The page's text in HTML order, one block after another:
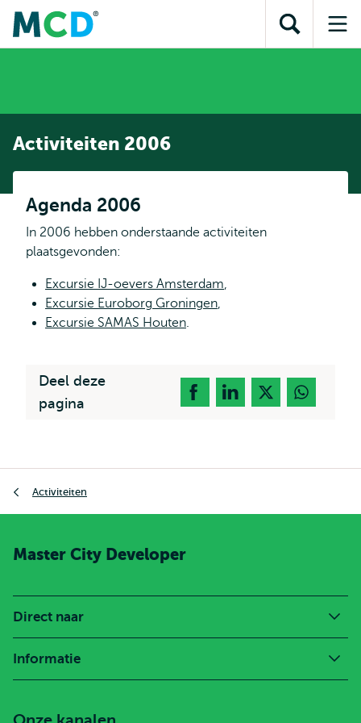
inhoud
Direct naar
subnavigatieToon
zoekveld
Activiteiten 2006
Agenda 2006
In 2006 hebben onderstaande activiteiten
plaatsgevonden:
Excursie IJ-oevers Amsterdam,
Excursie Euroborg Groningen,
Excursie SAMAS Houten.
Deel deze
pagina
Activiteiten
Master City Developer
Direct naar
Informatie